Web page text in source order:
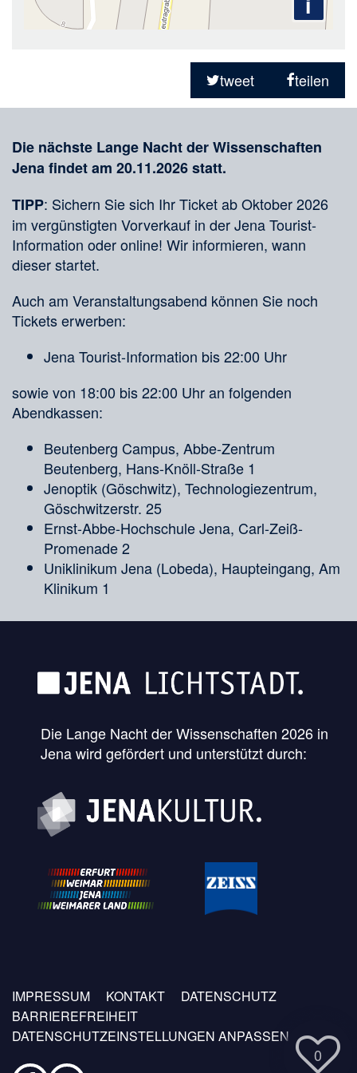
tweet
teilen
0
Die nächste Lange Nacht der Wissenschaften
Jena findet am 20.11.2026 statt.
TIPP: Sichern Sie sich Ihr Ticket ab Oktober 2026
im vergünstigten Vorverkauf in der Jena Tourist-
Information oder online! Wir informieren, wann
dieser startet.
Auch am Veranstaltungsabend können Sie noch
Tickets erwerben:
Jena Tourist-Information bis 22:00 Uhr
sowie von 18:00 bis 22:00 Uhr an folgenden
Abendkassen:
Beutenberg Campus, Abbe-Zentrum
Beutenberg, Hans-Knöll-Straße 1
Jenoptik (Göschwitz), Technologiezentrum,
Göschwitzerstr. 25
Ernst-Abbe-Hochschule Jena, Carl-Zeiß-
Promenade 2
Uniklinikum Jena (Lobeda), Haupteingang, Am
Klinikum 1
Die Lange Nacht der Wissenschaften 2026 in
Jena wird gefördert und unterstützt durch:
Fußzeilen
Menü
IMPRESSUM KONTAKT
DATENSCHUTZ
BARRIEREFREIHEIT
DATENSCHUTZEINSTELLUNGEN ANPASSEN